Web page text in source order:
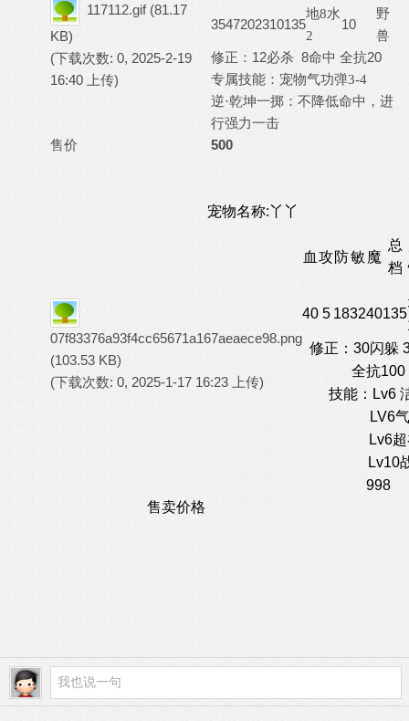
117112.gif (81.17
KB)
(下载次数: 0, 2025-2-19
16:40 上传)
3547202310135
地8水
2
10
野
兽
修正：12必杀 8命中 全抗20
专属技能 ：宠物气功弹3-4
逆·乾坤一掷：不降低命中，进
行强力一击
售价 500
宠物名称:丫丫
07f83376a93f4cc65671a167aeaece98.png
(103.53 KB)
(下载次数: 0, 2025-1-17 16:23 上传)
血 攻防敏 魔
总
档
40 5 183240135
修正：30闪躲
全抗100
技能：Lv6
LV6气
Lv6超
Lv10
售卖价格
998